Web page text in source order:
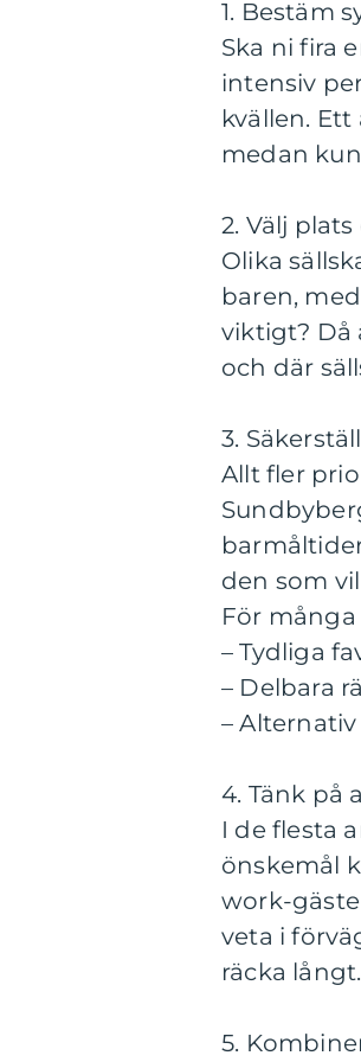
1. Bestäm
Ska ni fira
intensiv
kvällen.
medan
2. Välj
Olika
baren,
viktigt? Då
och där
3.
Allt fler
den som
För
– Tydliga
– Delbara
–
4. Tänk på
I de flesta
önskemål
work-
veta i
räcka långt.
5.